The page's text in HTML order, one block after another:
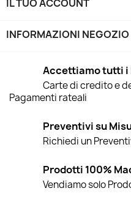
IL TUO ACCOUNT
INFORMAZIONI NEGOZIO
Accettiamo tutti i
Carte di credito e
Pagamenti rateali
Preventivi su
Richiedi un
Prodotti 100%
Vendiamo solo